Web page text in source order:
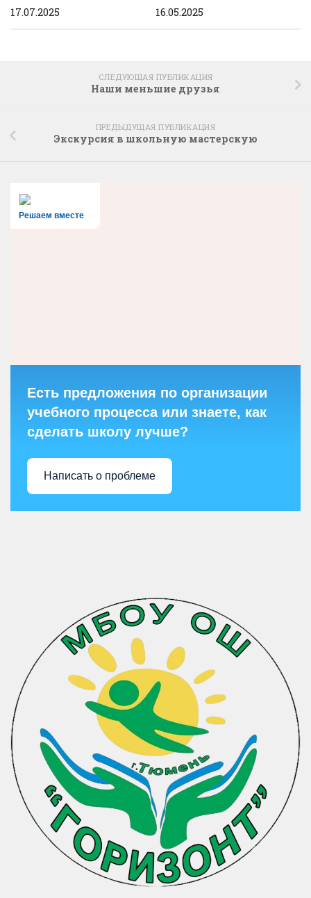
17.07.2025 16.05.2025
СЛЕДУЮЩАЯ ПУБЛИКАЦИЯ
Наши меньшие друзья
ПРЕДЫДУЩАЯ ПУБЛИКАЦИЯ
Экскурсия в школьную мастерскую
Решаем вместе
Есть предложения по организации
учебного процесса или знаете, как
сделать школу лучше?
Написать о проблеме